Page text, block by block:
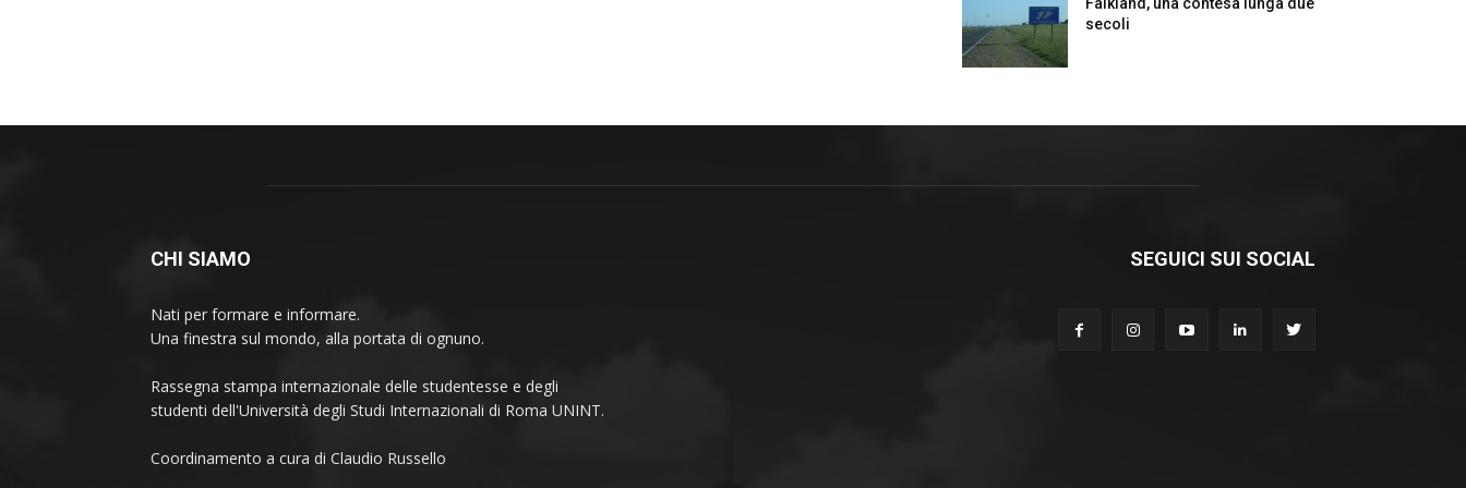
secoli
CHI SIAMO
Nati per formare e informare.
Una finestra sul mondo, alla portata di ognuno.
Rassegna stampa internazionale delle studentesse e degli
studenti dell'Università degli Studi Internazionali di Roma UNINT.
Coordinamento a cura di Claudio Russello
SEGUICI SUI SOCIAL